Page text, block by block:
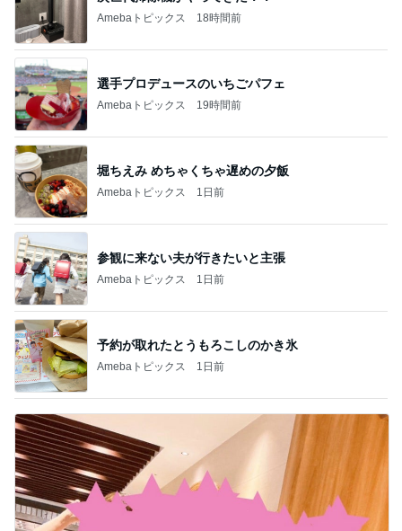
Amebaトピックス 18時間前
選手プロデュースのいちごパフェ
Amebaトピックス 19時間前
堀ちえみ めちゃくちゃ遅めの夕飯
Amebaトピックス 1日前
参観に来ない夫が行きたいと主張
Amebaトピックス 1日前
予約が取れたとうもろこしのかき氷
Amebaトピックス 1日前